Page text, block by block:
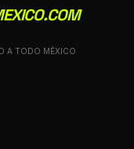
A TODO MÉXICO